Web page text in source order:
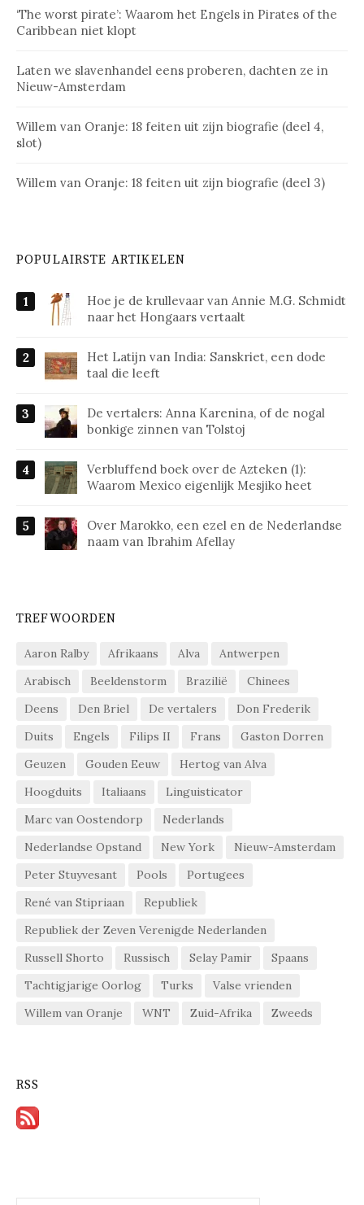
‘The worst pirate’: Waarom het Engels in Pirates of the
Caribbean niet klopt
Laten we slavenhandel eens proberen, dachten ze in
Nieuw-Amsterdam
Willem van Oranje: 18 feiten uit zijn biografie (deel 4,
slot)
Willem van Oranje: 18 feiten uit zijn biografie (deel 3)
POPULAIRSTE ARTIKELEN
Hoe je de krullevaar van Annie M.G. Schmidt
naar het Hongaars vertaalt
Het Latijn van India: Sanskriet, een dode
taal die leeft
De vertalers: Anna Karenina, of de nogal
bonkige zinnen van Tolstoj
Verbluffend boek over de Azteken (1):
Waarom Mexico eigenlijk Mesjiko heet
Over Marokko, een ezel en de Nederlandse
naam van Ibrahim Afellay
TREFWOORDEN
Aaron Ralby Afrikaans Alva
Antwerpen
Arabisch
Beeldenstorm Brazilië
Chinees
Deens
Den Briel De vertalers
Don Frederik
Duits
Engels Filips II Frans
Gaston Dorren
Geuzen
Gouden Eeuw
Hertog van Alva
Hoogduits
Italiaans
Linguisticator
Marc van Oostendorp
Nederlands
Nederlandse Opstand
New York
Nieuw-Amsterdam
Peter Stuyvesant
Pools
Portugees
René van Stipriaan
Republiek
Republiek der Zeven Verenigde Nederlanden
Russell Shorto
Russisch Selay Pamir
Spaans
Tachtigjarige Oorlog
Turks
Valse vrienden
Willem van Oranje
WNT Zuid-Afrika Zweeds
RSS